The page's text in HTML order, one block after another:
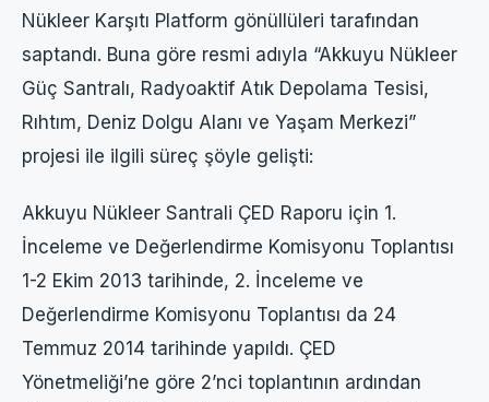
Nükleer Karşıtı Platform gönüllüleri tarafından
saptandı. Buna göre resmi adıyla “Akkuyu Nükleer
Güç Santralı, Radyoaktif Atık Depolama Tesisi,
Rıhtım, Deniz Dolgu Alanı ve Yaşam Merkezi”
projesi ile ilgili süreç şöyle gelişti:
Akkuyu Nükleer Santrali ÇED Raporu için 1.
İnceleme ve Değerlendirme Komisyonu Toplantısı
1-2 Ekim 2013 tarihinde, 2. İnceleme ve
Değerlendirme Komisyonu Toplantısı da 24
Temmuz 2014 tarihinde yapıldı. ÇED
Yönetmeliği’ne göre 2’nci toplantının ardından